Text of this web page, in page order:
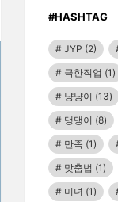
#HASHTAG
JYP (2)
극한직업 (1)
냥냥이 (13)
댕댕이 (8)
만족 (1)
맞춤법 (1)
미녀 (1)